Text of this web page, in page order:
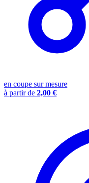
en coupe sur mesure
à partir de 2,00 €